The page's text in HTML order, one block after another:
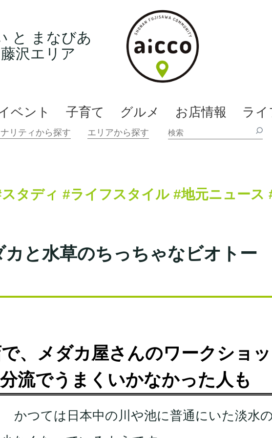
と まなびあ
沢エリア
ベント 子育て グルメ お店情報 ラ
タディ #ライフスタイル #地元ニュース
と水草のちっちゃなビオトー
、メダカ屋さんのワークショ
流でうまくいかなかった人も
かつては日本中の川や池に普通にいた淡水